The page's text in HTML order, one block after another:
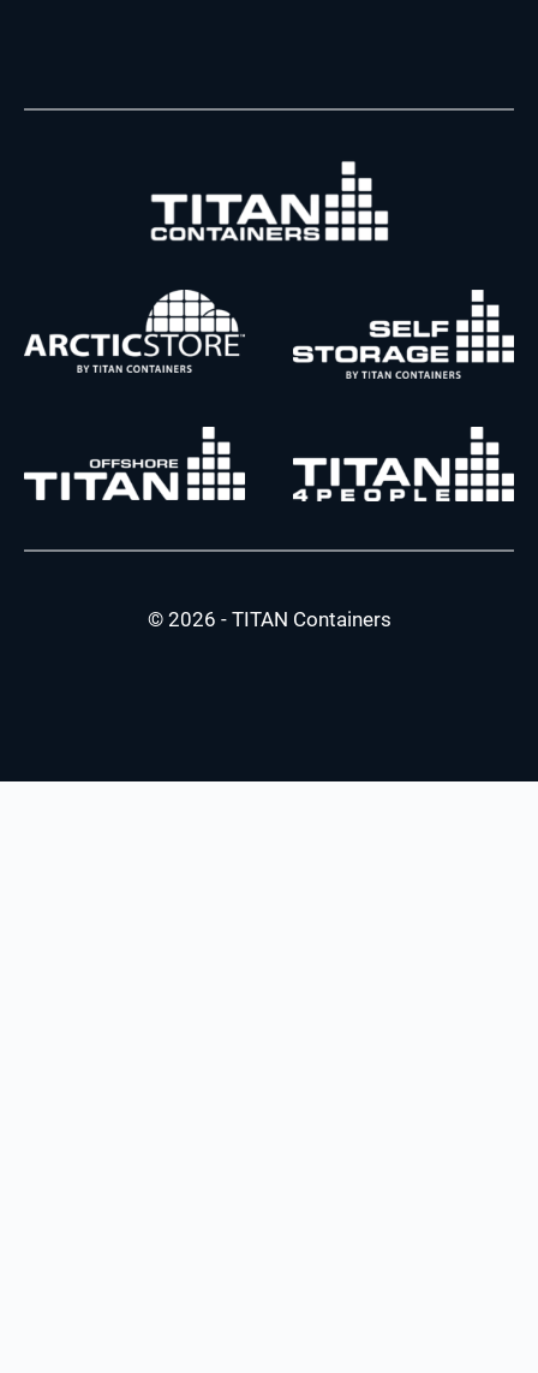
© 2026 - TITAN Containers